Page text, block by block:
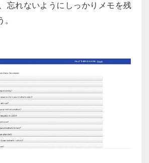
忘れないようにしっかりメモを残
。